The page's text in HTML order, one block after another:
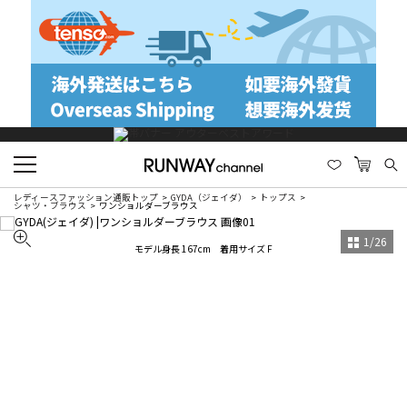
レディースファッション通販トップ GYDA（ジェイダ） トップス
シャツ・ブラウス ワンショルダーブラウス
モデル身長 167cm 着用サイズ F 1 /26